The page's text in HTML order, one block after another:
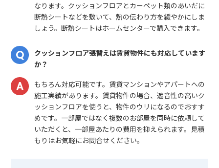
なります。クッションフロアとカーペット類のあいだに
断熱シートなどを敷いて、熱の伝わり方を緩やかにしま
しょう。断熱シートはホームセンターで購入できます。
クッションフロア張替えは賃貸物件にも対応しています
か？
もちろん対応可能です。賃貸マンションやアパートへの
施工実績があります。賃貸物件の場合、遮音性の高いク
ッションフロアを使うと、物件のウリになるのでおすす
めです。一部屋ではなく複数のお部屋を同時に依頼して
いただくと、一部屋あたりの費用を抑えられます。見積
もりはお気軽にお問合せください。